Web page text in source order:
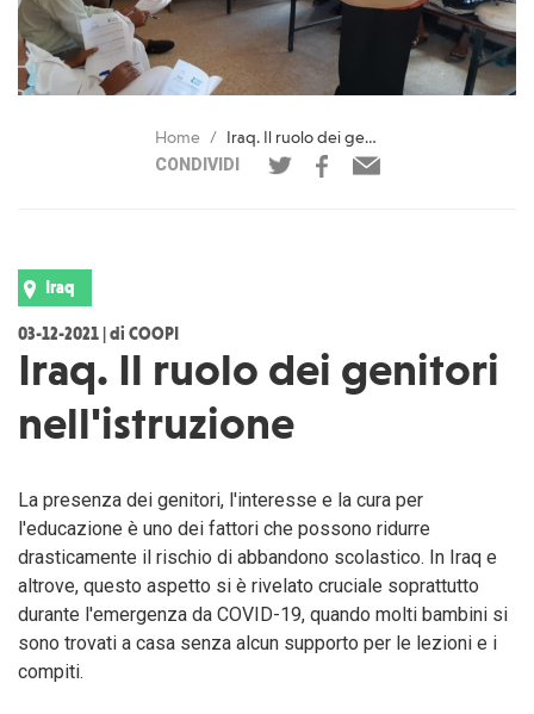
Home
Iraq. Il ruolo dei genitori nell'istruzione
CONDIVIDI
Iraq
03-12-2021 | di COOPI
Iraq. Il ruolo dei genitori
nell'istruzione
La presenza dei genitori, l'interesse e la cura per
l'educazione è uno dei fattori che possono ridurre
drasticamente il rischio di abbandono scolastico. In Iraq e
altrove, questo aspetto si è rivelato cruciale soprattutto
durante l'emergenza da COVID-19, quando molti bambini si
sono trovati a casa senza alcun supporto per le lezioni e i
compiti.